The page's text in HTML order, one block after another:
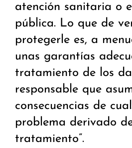
atención sanitaria o
pública. Lo que de
protegerle es, a
unas garantías
tratamiento de los
responsable que
consecuencias de
problema derivado
tratamiento”.